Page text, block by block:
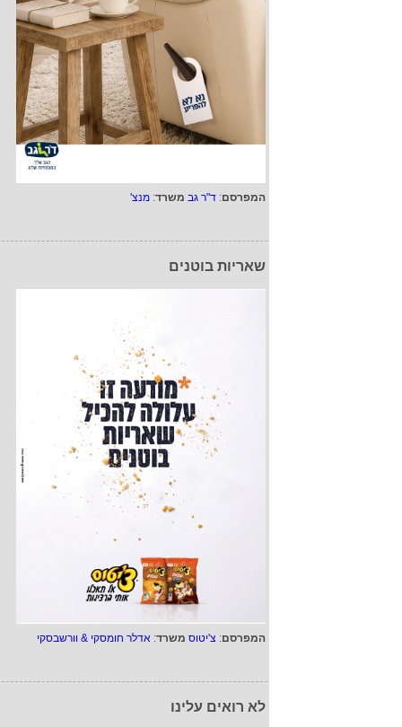
המפרסם: ד"ר גב משרד: מנצ'
שאריות בוטנים
המפרסם: צ'יטוס משרד: אדלר חומסקי & וורשבסקי
לא רואים עלינו